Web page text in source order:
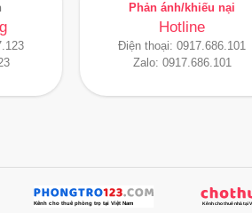
Phản ánh/khiếu nại
Hotline
Điện thoại: 0917.686.101
Zalo: 0917.686.101